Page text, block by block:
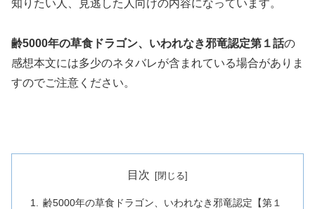
知りたい人、見逃した人向けの内容になっています。
齢5000年の草食ドラゴン、いわれなき邪竜認定第１話の
感想本文には多少のネタバレが含まれている場合がありま
すのでご注意ください。
目次
齢5000年の草食ドラゴン、いわれなき邪竜認定【第１